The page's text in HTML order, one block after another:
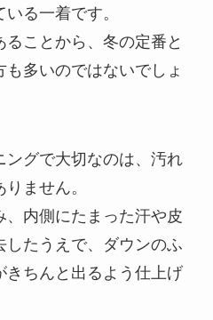
る一着です。
ことから、冬の定番と
多いのではないでしょ
ングで大切なのは、汚れ
ません。
内側にたまった汗や皮
したうえで、ダウンのふ
きちんと出るよう仕上げ